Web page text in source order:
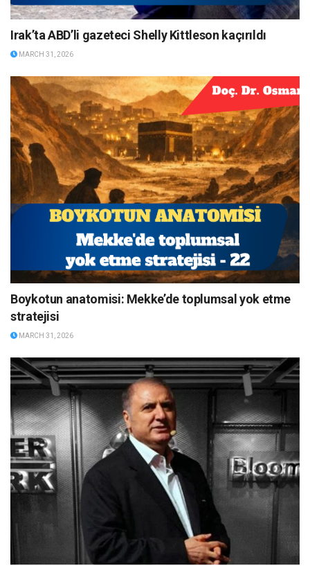
Irak’ta ABD’li gazeteci Shelly Kittleson kaçırıldı
MARCH 31, 2026
Boykotun anatomisi: Mekke’de toplumsal yok etme
stratejisi
MARCH 31, 2026